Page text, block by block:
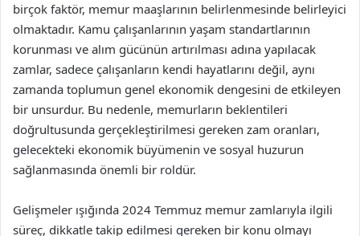
birçok faktör, memur maaşlarının belirlenmesinde belirleyici
olmaktadır. Kamu çalışanlarının yaşam standartlarının
korunması ve alım gücünün artırılması adına yapılacak
zamlar, sadece çalışanların kendi hayatlarını değil, aynı
zamanda toplumun genel ekonomik dengesini de etkileyen
bir unsurdur. Bu nedenle, memurların beklentileri
doğrultusunda gerçekleştirilmesi gereken zam oranları,
gelecekteki ekonomik büyümenin ve sosyal huzurun
sağlanmasında önemli bir roldür.
Gelişmeler ışığında 2024 Temmuz memur zamlarıyla ilgili
süreç, dikkatle takip edilmesi gereken bir konu olmayı